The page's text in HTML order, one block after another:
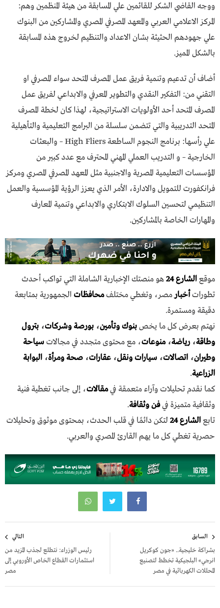
ووجه القاضي الشكر للقائمين علي المسابقة من هيئة المنظمين وهم:
المركز الاعلامي العربي والمعهد المصرفي المصري والمشاركين من البنوك
علي جهودهم الحثيثة بشان الاعداد والتنظيم لخروج هذه المسابقة
بالشكل المميز.
أضاف أن تدعيم وتنمية فريق عمل المصرف المتحد سواء المصرفي او
التقني من: التفكير النقدي والتطوير المعرفي والابداعي لفريق عمل
المصرف المتحد أحد الأولويات الاستراتيجية، لهذا كان لخطة المصرف
المتحد التدريبية والتي تتضمن سلسلة من البرامج التعليمية والتأهيلية
علي رأسها: برنامج النجوم الساطعة High Fliers – والبعثات
الخارجية – و التدريب العملي المهني المحترف مع عدد كبير من
المؤسسات التعليمية المصرية والاجنبية مثل المعهد المصرفي المصري ومركز
فرانكفورت للتمويل والادارة، الأمر الذي يعزز الرؤية المؤسسية والعمل
التنظيمي لتحسين السلوك الابتكاري والابداعي وتنمية المعارف
والمهارات الخاصة بالمشاركين.
موقعالشارع 24
هو منصتك الإخبارية الشاملة التي تواكب أحدث
تطوراتأخبار مصر، وتغطي مختلفمحافظات الجمهورية بمتابعة
دقيقة ومستمرة.
نهتم بعرض كل ما يخصبنوك وتأمين، بورصة وشركات، بترول
وطاقة، رياضة،منوعات، مع محتوى متجدد في مجالاتسياحة
وطيران، اتصالات، سيارات ونقل، عقارات، صحة ومرأة، البوابة
الزراعية.
كما نقدم تحليلات وآراء متعمقة فيمقالات، إلى جانب تغطية فنية
وثقافية متميزة فيفن وثقافة.
تابعالشارع 24
لتكن دائمًا في قلب الحدث، بمحتوى موثوق وتحليلات
حصرية تغطي كل ما يهم القارئ المصري والعربي.
المقالات
السابق
بشراكة خليجية.. «جون كوكريل
انرجي» البلجيكية تخطط لتصنيع
المحللات الكهربائية في مصر
التالي
رئيس الوزراء: نتطلع لجذب المزيد من
استثمارات القطاع الخاص الأوروبي إلى
مصر